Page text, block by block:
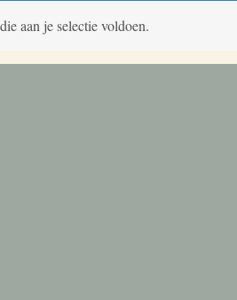
aan je selectie voldoen.